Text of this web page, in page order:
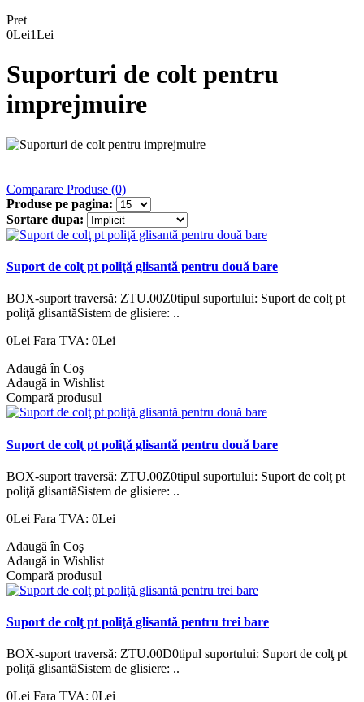
Pret
0Lei1Lei
Suporturi de colt pentru
imprejmuire
Comparare Produse (0)
Produse pe pagina:
Sortare dupa:
Suport de colţ pt poliţă glisantă pentru două bare
BOX-suport traversă: ZTU.00Z0tipul suportului: Suport de colţ pt
poliţă glisantăSistem de glisiere: ..
0Lei Fara TVA: 0Lei
Adaugă în Coş
Adaugă in Wishlist
Compară produsul
Suport de colţ pt poliţă glisantă pentru două bare
BOX-suport traversă: ZTU.00Z0tipul suportului: Suport de colţ pt
poliţă glisantăSistem de glisiere: ..
0Lei Fara TVA: 0Lei
Adaugă în Coş
Adaugă in Wishlist
Compară produsul
Suport de colţ pt poliţă glisantă pentru trei bare
BOX-suport traversă: ZTU.00D0tipul suportului: Suport de colţ pt
poliţă glisantăSistem de glisiere: ..
0Lei Fara TVA: 0Lei